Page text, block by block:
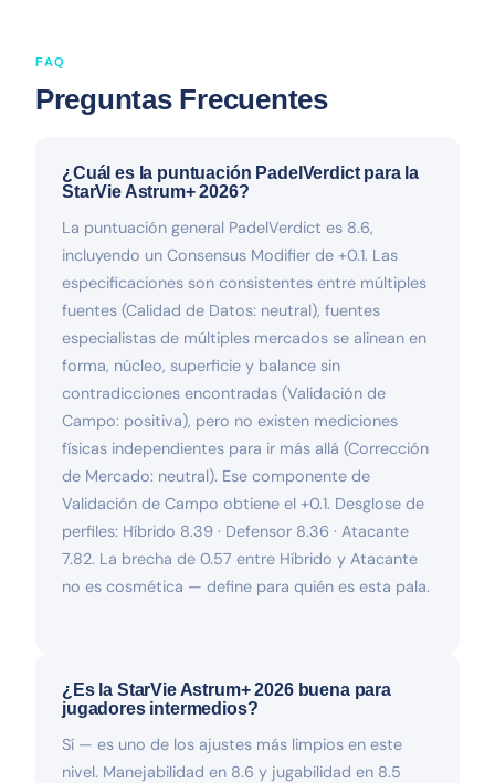
FAQ
Preguntas Frecuentes
¿Cuál es la puntuación PadelVerdict para la
StarVie Astrum+ 2026?
La puntuación general PadelVerdict es 8.6,
incluyendo un Consensus Modifier de +0.1. Las
especificaciones son consistentes entre múltiples
fuentes (Calidad de Datos: neutral), fuentes
especialistas de múltiples mercados se alinean en
forma, núcleo, superficie y balance sin
contradicciones encontradas (Validación de
Campo: positiva), pero no existen mediciones
físicas independientes para ir más allá (Corrección
de Mercado: neutral). Ese componente de
Validación de Campo obtiene el +0.1. Desglose de
perfiles: Híbrido 8.39 · Defensor 8.36 · Atacante
7.82. La brecha de 0.57 entre Híbrido y Atacante
no es cosmética — define para quién es esta pala.
¿Es la StarVie Astrum+ 2026 buena para
jugadores intermedios?
Sí — es uno de los ajustes más limpios en este
nivel. Manejabilidad en 8.6 y jugabilidad en 8.5